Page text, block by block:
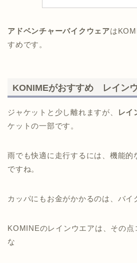
アドベンチャーバイクウェアは
すめです。
KONIMEがおすすめ レイン
ジャケットと少し離れますが、 レイ
ケットの一部です。
雨でも快適に走行するには、機能的
ですね。
カッパにもお金がかかるのは、バイ
KOMINEのレインウエアは、その点
な